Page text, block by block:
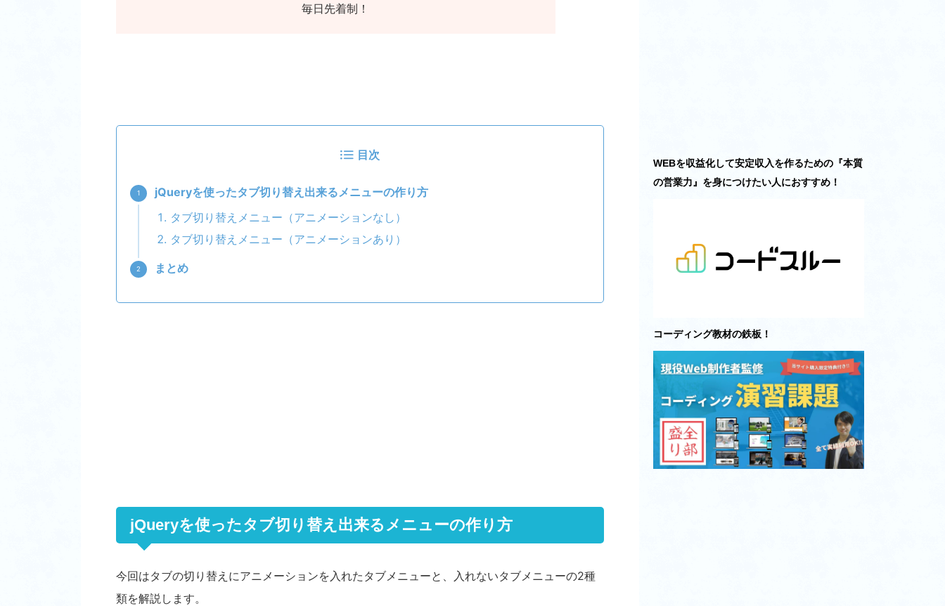
毎日先着制！
目次
jQueryを使ったタブ切り替え出来るメニューの作り方
タブ切り替えメニュー（アニメーションなし）
タブ切り替えメニュー（アニメーションあり）
まとめ
jQueryを使ったタブ切り替え出来るメニューの作り方
今回はタブの切り替えにアニメーションを入れたタブメニューと、入れないタブメニューの2種
類を解説します。
WEBを収益化して安定収入を作るための『本質
の営業力』を身につけたい人におすすめ！
コーディング教材の鉄板！